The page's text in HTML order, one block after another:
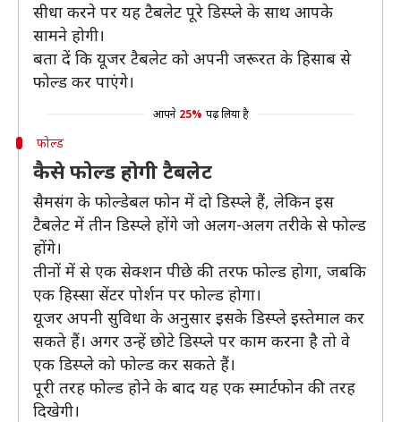
सीधा करने पर यह टैबलेट पूरे डिस्प्ले के साथ आपके
सामने होगी।
बता दें कि यूजर टैबलेट को अपनी जरूरत के हिसाब से
फोल्ड कर पाएंगे।
आपने 25% पढ़ लिया है
फोल्ड
कैसे फोल्ड होगी टैबलेट
सैमसंग के फोल्डेबल फोन में दो डिस्प्ले हैं, लेकिन इस
टैबलेट में तीन डिस्प्ले होंगे जो अलग-अलग तरीके से फोल्ड
होंगे।
तीनों में से एक सेक्शन पीछे की तरफ फोल्ड होगा, जबकि
एक हिस्सा सेंटर पोर्शन पर फोल्ड होगा।
यूजर अपनी सुविधा के अनुसार इसके डिस्प्ले इस्तेमाल कर
सकते हैं। अगर उन्हें छोटे डिस्प्ले पर काम करना है तो वे
एक डिस्प्ले को फोल्ड कर सकते हैं।
पूरी तरह फोल्ड होने के बाद यह एक स्मार्टफोन की तरह
दिखेगी।